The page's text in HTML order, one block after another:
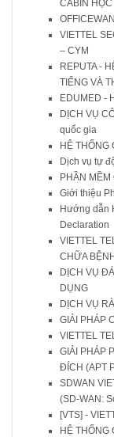
CABIN
VIETTEL
– CYM
REPUTA -
TIẾNG VÀ
EDUMED -
DỊCH VỤ
quốc gia
HỆ THỐNG
Dịch vụ tự
PHẦN
Giới thiệu
Hướng dẫn
Declaration
VIETTEL
CHỮA
DỊCH VỤ
DỤNG
DỊCH VỤ
GIẢI PHÁP
VIETTEL
GIẢI PHÁP
ĐÍCH (APT
SDWAN
(SD-WAN:
[VTS] -
HỆ THỐNG